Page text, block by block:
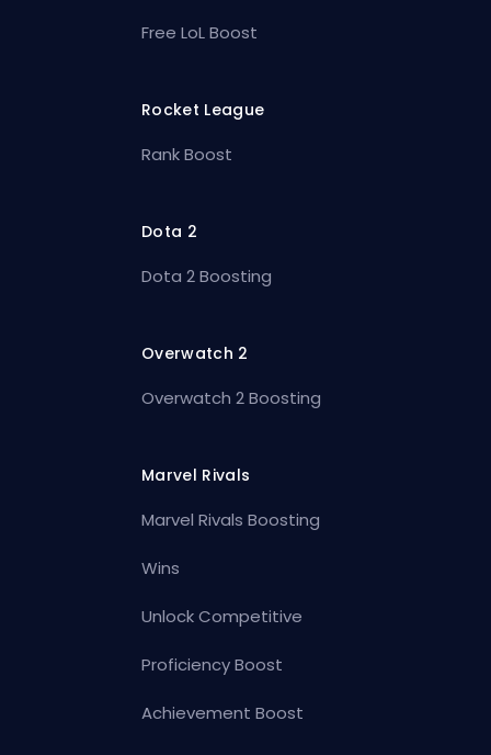
Free LoL Boost
Rocket League
Rank Boost
Dota 2
Dota 2 Boosting
Overwatch 2
Overwatch 2 Boosting
Marvel Rivals
Marvel Rivals Boosting
Wins
Unlock Competitive
Proficiency Boost
Achievement Boost